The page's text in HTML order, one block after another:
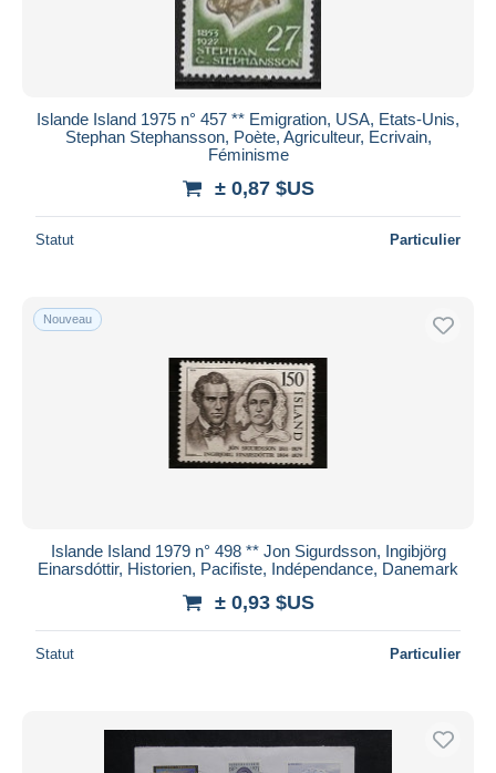
Islande Island 1975 n° 457 ** Emigration, USA, Etats-Unis,
Stephan Stephansson, Poète, Agriculteur, Ecrivain,
Féminisme
± 0,87 $US
Statut Particulier
Nouveau
Islande Island 1979 n° 498 ** Jon Sigurdsson, Ingibjörg
Einarsdóttir, Historien, Pacifiste, Indépendance, Danemark
± 0,93 $US
Statut Particulier